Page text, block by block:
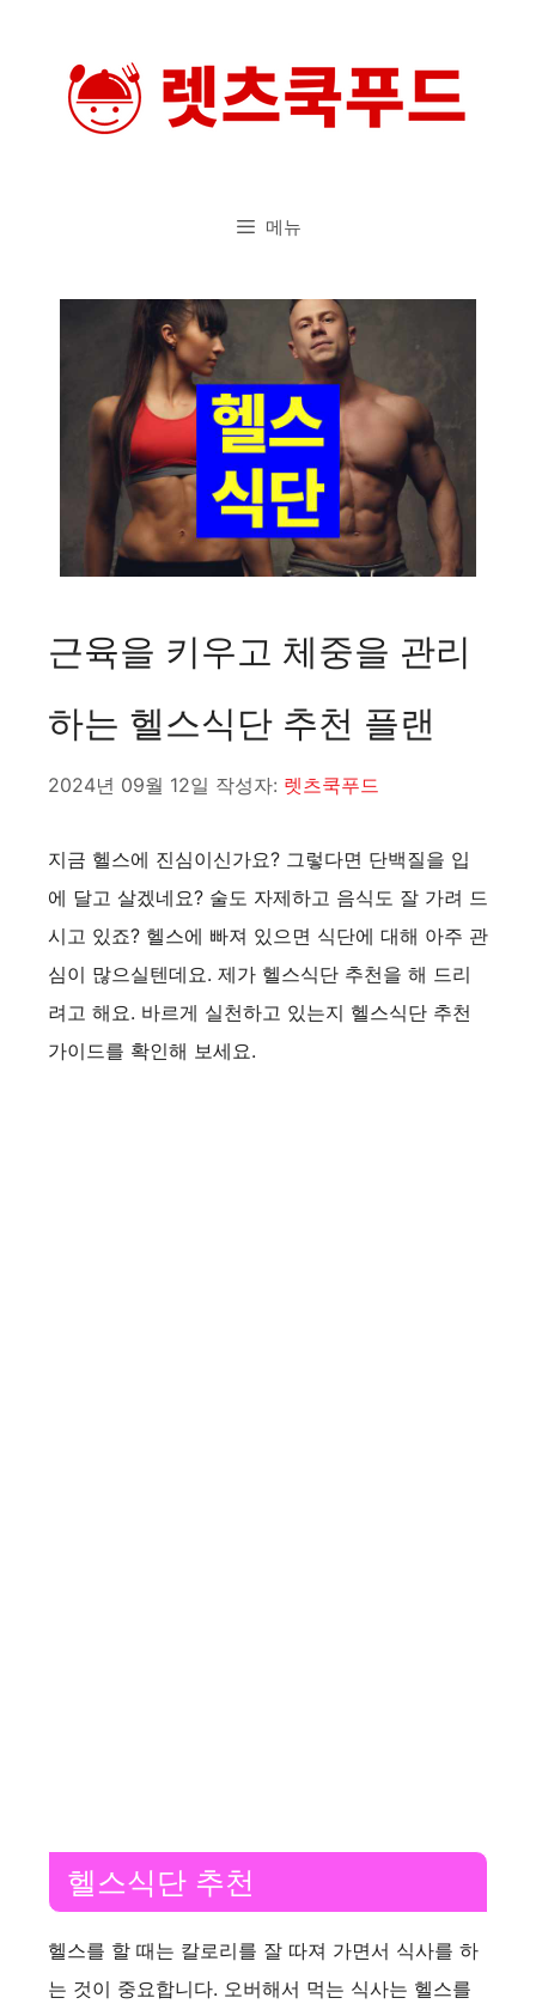
메뉴
근육을 키우고 체중을 관리
하는 헬스식단 추천 플랜
2024년 09월 12일 작성자: 렛츠쿡푸드
지금 헬스에 진심이신가요? 그렇다면 단백질을 입
에 달고 살겠네요? 술도 자제하고 음식도 잘 가려 드
시고 있죠? 헬스에 빠져 있으면 식단에 대해 아주 관
심이 많으실텐데요. 제가 헬스식단 추천을 해 드리
려고 해요. 바르게 실천하고 있는지 헬스식단 추천
가이드를 확인해 보세요.
헬스식단 추천
헬스를 할 때는 칼로리를 잘 따져 가면서 식사를 하
는 것이 중요합니다. 오버해서 먹는 식사는 헬스를